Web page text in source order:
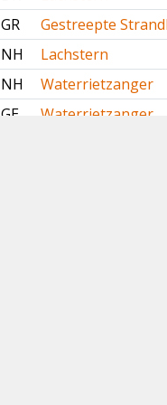
GR
Gestreepte
NH
Lachstern
NH
Waterrietzanger
GE
Waterrietzanger